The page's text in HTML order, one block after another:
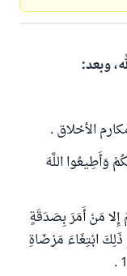
وبعد:
الأخلاق .
وَأَطِيعُوا اللَّهَ
مَنْ أَمَرَ بِصَدَقَةٍ
ابْتِغَاءَ مَرْضَاةِ